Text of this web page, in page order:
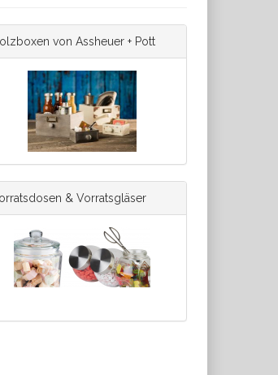
von Assheuer + Pott
& Vorratsgläser